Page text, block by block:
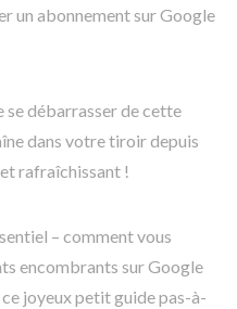
un abonnement sur Google
se débarrasser de cette
dans votre tiroir depuis
rafraîchissant !
– comment vous
encombrants sur Google
joyeux petit guide pas-à-